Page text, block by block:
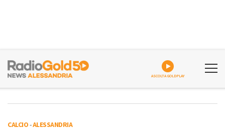
ASCOLTA GOLDPLAY
CALCIO-ALESSANDRIA